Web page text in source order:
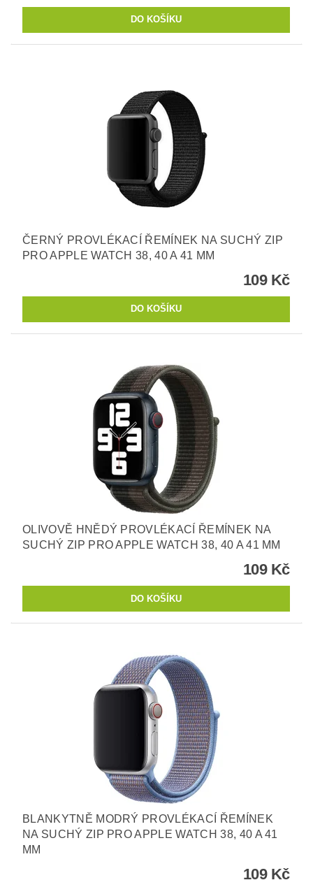
ČERNÝ PROVLÉKACÍ ŘEMÍNEK NA SUCHÝ ZIP
PRO APPLE WATCH 38, 40 A 41 MM
109 Kč
OLIVOVĚ HNĚDÝ PROVLÉKACÍ ŘEMÍNEK NA
SUCHÝ ZIP PRO APPLE WATCH 38, 40 A 41 MM
109 Kč
BLANKYTNĚ MODRÝ PROVLÉKACÍ ŘEMÍNEK
NA SUCHÝ ZIP PRO APPLE WATCH 38, 40 A 41
MM
109 Kč